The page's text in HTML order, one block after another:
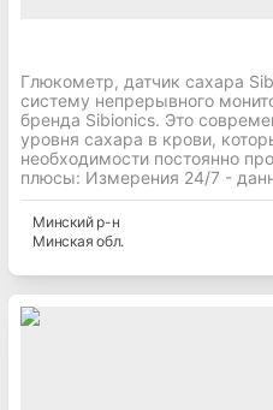
Глюкометр, датчик сахара
систему непрерывного
бренда Sibionics. Это
уровня сахара в крови,
необходимости постоянно
плюсы: Измерения 24/7 -
Минскийр-н
Минская обл.